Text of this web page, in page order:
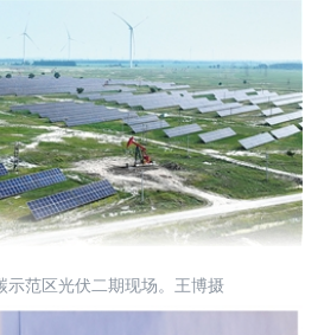
示范区光伏二期现场。王博摄